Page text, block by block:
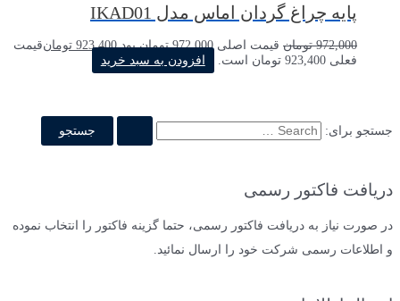
جستجو برای:
دریافت فاکتور رسمی
در صورت نیاز به دریافت فاکتور رسمی، حتما گزینه فاکتور را انتخاب نموده
و اطلاعات رسمی شرکت خود را ارسال نمائید.
پایه چراغ گردان اماس مدل IKAD01
972,000 تومان قیمت اصلی 972,000 تومان بود. 923,400 تومانقیمت
فعلی 923,400 تومان است.
افزودن به سبد خرید